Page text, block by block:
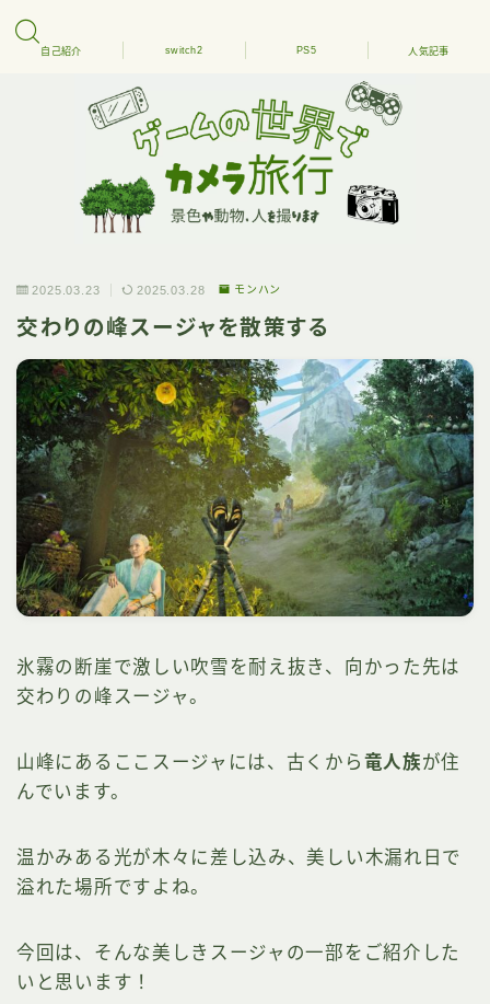
自己紹介 switch2 PS5 人気記事
2025.03.23 2025.03.28 モンハン
交わりの峰スージャを散策する
氷霧の断崖で激しい吹雪を耐え抜き、向かった先は
交わりの峰スージャ。
山峰にあるここスージャには、古くから 竜人族が住
んでいます。
温かみある光が木々に差し込み、美しい木漏れ日で
溢れた場所ですよね。
今回は、そんな美しきスージャの一部をご紹介した
いと思います！